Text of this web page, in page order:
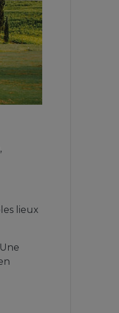
lieux